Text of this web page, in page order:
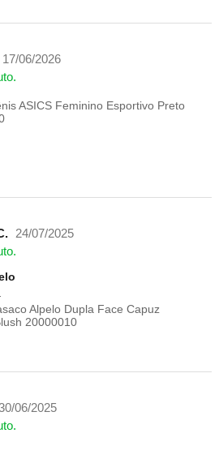
17/06/2026
ASICS Feminino Esportivo Preto
24/07/2025
Alpelo Dupla Face Capuz
20000010
06/2025